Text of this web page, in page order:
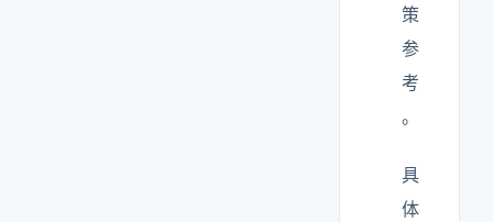
策
参
考
。
具
体